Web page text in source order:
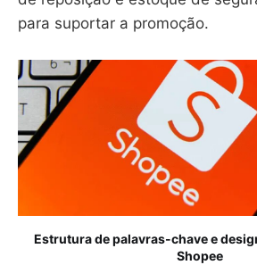
para suportar a promoção.
Estrutura de palavras-chave e
Shopee